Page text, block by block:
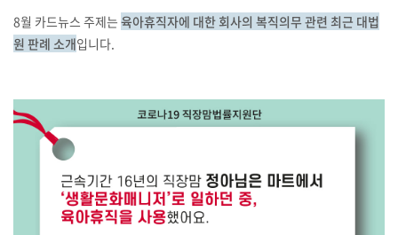
8월 카드뉴스 주제는 육아휴직자에 대한 회사의 복직의무 관련 최근 대법
원 판례 소개입니다.